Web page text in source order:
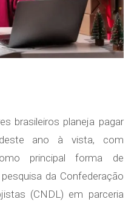
brasileiros planeja pagar
ano à vista, com
principal forma de
da Confederação
(CNDL) em parceria